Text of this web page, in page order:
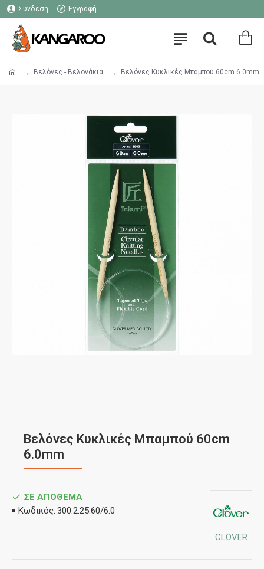
Σύνδεση Εγγραφή
Βελόνες - Βελονάκια Βελόνες Κυκλικές Μπαμπού 60cm 6.0mm
Βελόνες Κυκλικές Μπαμπού 60cm
6.0mm
ΣΕ ΑΠΌΘΕΜΑ
Κωδικός: 300.2.25.60/6.0
CLOVER